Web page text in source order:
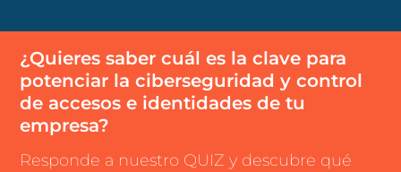
¿Quieres saber cuál es la clave para
potenciar la ciberseguridad y control
de accesos e identidades de tu
empresa?
Responde a nuestro QUIZ y descubre qué